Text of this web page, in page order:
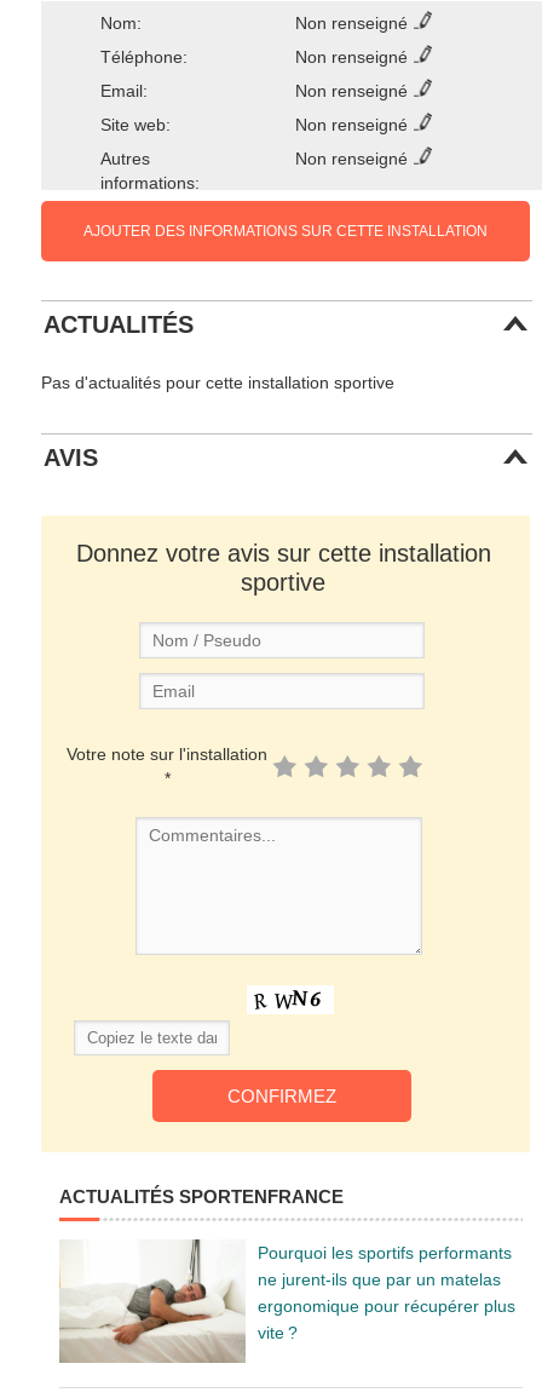
Nom:
Non renseigné
Téléphone:
Non renseigné
Email:
Non renseigné
Site web:
Non renseigné
Autres
informations:
Non renseigné
AJOUTER DES INFORMATIONS SUR CETTE INSTALLATION
ACTUALITÉS
Pas d'actualités pour cette installation sportive
AVIS
Donnez votre avis sur cette installation
sportive
Votre note sur l'installation
*
ACTUALITÉS SPORTENFRANCE
Pourquoi les sportifs performants
ne jurent-ils que par un matelas
ergonomique pour récupérer plus
vite ?